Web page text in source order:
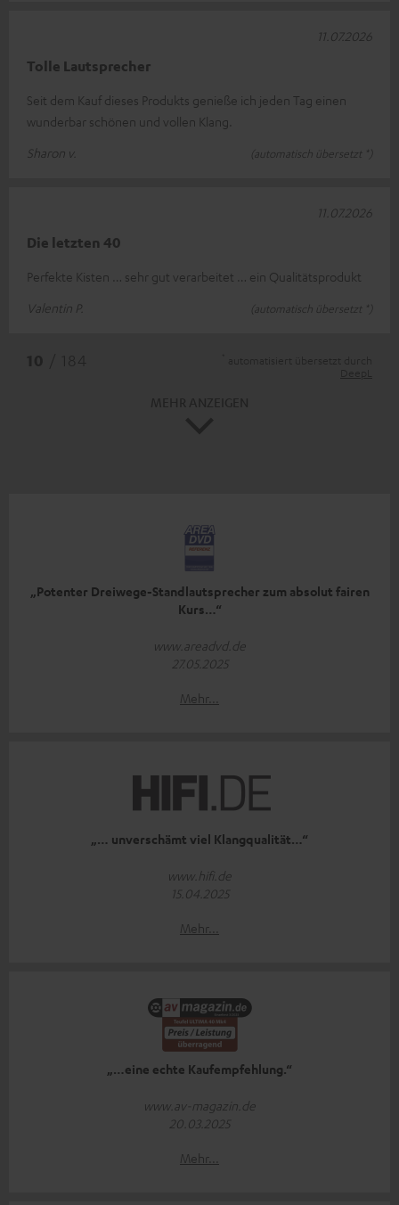
Tolle Lautsprecher
Seit dem Kauf dieses Produkts genieße ich jeden Tag einen
wunderbar schönen und vollen Klang.
Sharon v.
(automatisch übersetzt *)
11.07.2026
Die letzten 40
Perfekte Kisten … sehr gut verarbeitet … ein Qualitätsprodukt
Valentin P.
(automatisch übersetzt *)
11.07.2026
„Potenter Dreiwege-Standlautsprecher zum absolut fairen
Kurs…“
www.areadvd.de
27.05.2025
Mehr...
„… unverschämt viel Klangqualität…“
www.hifi.de
15.04.2025
Mehr...
„…eine echte Kaufempfehlung.“
www.av-magazin.de
20.03.2025
Mehr...